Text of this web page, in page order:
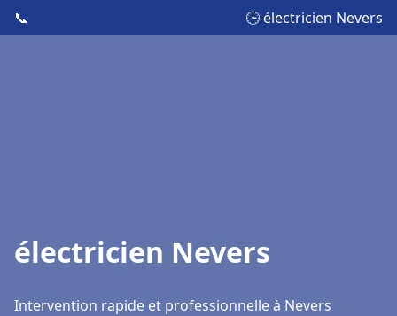
📞 🕒 électricien Nevers
électricien Nevers
Intervention rapide et professionnelle à Nevers